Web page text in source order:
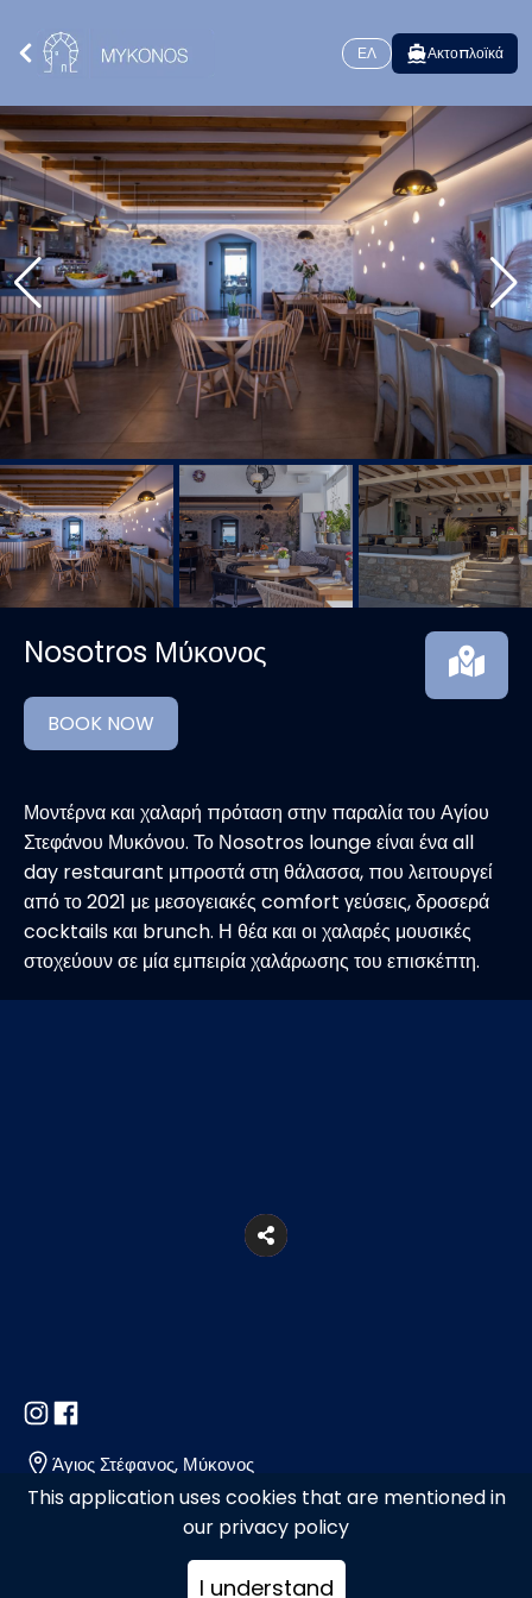
This application uses cookies that are mentioned in
our privacy policy
I understand
ΕΛ Ακτοπλοϊκά
Nosotros Μύκονος
BOOK NOW
Μοντέρνα και χαλαρή πρόταση στην παραλία του Αγίου
Στεφάνου Μυκόνου. Το Νosotros lounge είναι ένα all
day restaurant μπροστά στη θάλασσα, που λειτουργεί
από το 2021 με μεσογειακές comfort γεύσεις, δροσερά
cocktails και brunch. Η θέα και οι χαλαρές μουσικές
στοχεύουν σε μία εμπειρία χαλάρωσης του επισκέπτη.
Άγιος Στέφανος, Μύκονος